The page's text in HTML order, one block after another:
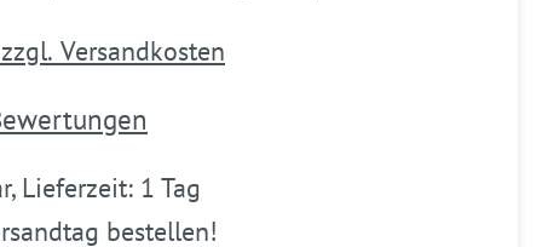
Versandkosten
Lieferzeit: 1 Tag
bestellen!